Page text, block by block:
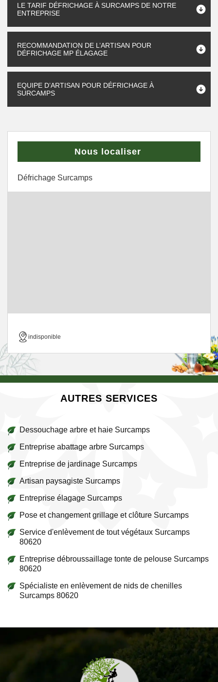
LE TARIF DÉFRICHAGE À SURCAMPS DE NOTRE
ENTREPRISE
RECOMMANDATION DE L’ARTISAN POUR
DÉFRICHAGE MP ÉLAGAGE
EQUIPE D’ARTISAN POUR DÉFRICHAGE À
SURCAMPS
Nous localiser
Défrichage Surcamps
indisponible
AUTRES SERVICES
Dessouchage arbre et haie Surcamps
Entreprise abattage arbre Surcamps
Entreprise de jardinage Surcamps
Artisan paysagiste Surcamps
Entreprise élagage Surcamps
Pose et changement grillage et clôture Surcamps
Service d'enlèvement de tout végétaux Surcamps
80620
Entreprise débroussaillage tonte de pelouse Surcamps
80620
Spécialiste en enlèvement de nids de chenilles
Surcamps 80620